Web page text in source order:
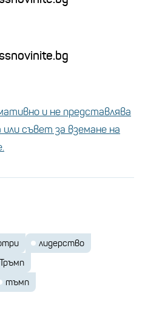
и не представлява
съвет за вземане на
лидерство
тъмп